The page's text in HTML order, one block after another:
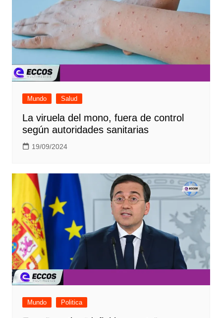
Mundo Salud
La viruela del mono, fuera de control
según autoridades sanitarias
19/09/2024
Mundo Politica